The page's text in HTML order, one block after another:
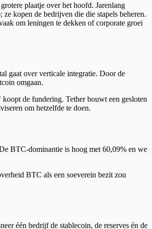
plaatje over het hoofd. Jarenlang
kopen de bedrijven die die stapels beheren.
om leningen te dekken of corporate groei
gaat over verticale integratie. Door de
omgaan.
de fundering. Tether bouwt een gesloten
om hetzelfde te doen.
BTC-dominantie is hoog met 60,09% en we
BTC als een soeverein bezit zou
één bedrijf de stablecoin, de reserves én de